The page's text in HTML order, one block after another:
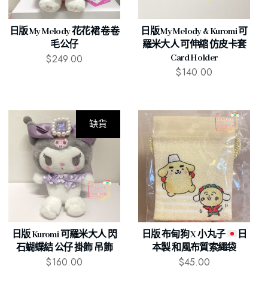
日版 My Melody 花花裙 卷卷
毛公仔
$249.00
日版 My Melody & Kuromi 可
羅米大人 可伸縮 仿皮卡套
Card Holder
$140.00
缺貨
日版 Kuromi 可羅米大人 閃
石蝴蝶結 公仔 掛飾 吊飾
$160.00
日版 布甸狗 X 小丸子
日
本製 和風布質索繩袋
$45.00